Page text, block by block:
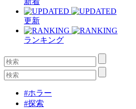
更新
ランキング
#ホラー
#探索